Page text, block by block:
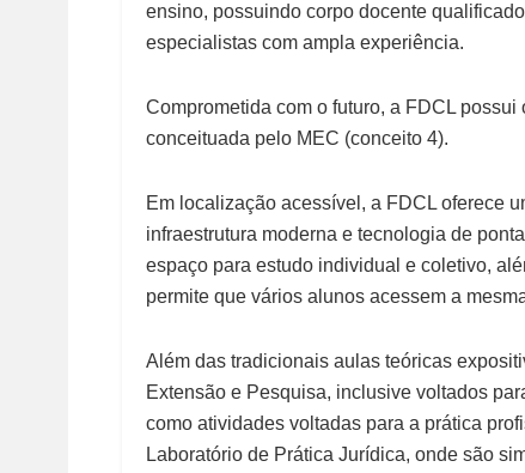
ensino, possuindo corpo docente
especialistas com ampla experiência.
Comprometida com o futuro, a FDCL
conceituada pelo MEC (conceito 4).
Em localização acessível, a FDCL oferece
infraestrutura moderna e tecnologia de
espaço para estudo individual e coletivo,
permite que vários alunos acessem a
Além das tradicionais aulas teóricas
Extensão e Pesquisa, inclusive voltados
como atividades voltadas para a prática
Laboratório de Prática Jurídica, onde são